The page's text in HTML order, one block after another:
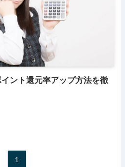
ント還元率アップ方法を徹
1